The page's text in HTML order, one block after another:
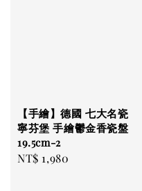
【手繪】德國 七大名瓷
寧芬堡 手繪鬱金香瓷盤
19.5cm-2
Regular
NT$ 1,980